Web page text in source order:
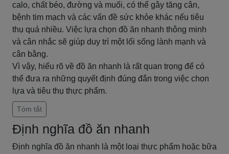
calo, chất béo, đường và muối, có thể gây tăng cân,
bệnh tim mạch và các vấn đề sức khỏe khác nếu tiêu
thụ quá nhiều. Việc lựa chọn đồ ăn nhanh thông minh
và cân nhắc sẽ giúp duy trì một lối sống lành mạnh và
cân bằng.
Vì vậy, hiểu rõ về đồ ăn nhanh là rất quan trọng để có
thể đưa ra những quyết định đúng đắn trong việc chọn
lựa và tiêu thụ thực phẩm.
Tóm tắt
Định nghĩa đồ ăn nhanh
Định nghĩa đồ ăn nhanh là một loại thực phẩm hoặc bữa